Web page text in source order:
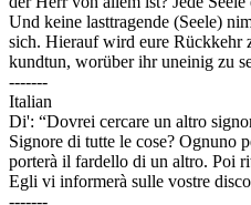
Und keine lasttragende (Seele)
sich. Hierauf wird eure Rückkehr
kundtun, worüber ihr uneinig zu
-------
Italian
Di': “Dovrei cercare un altro
Signore di tutte le cose? Ognuno
porterà il fardello di un altro. Poi
Egli vi informerà sulle vostre